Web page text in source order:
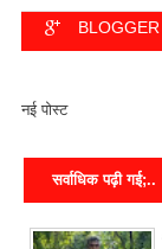
नई पोस्ट
सर्वाधिक पढ़ी गई;..